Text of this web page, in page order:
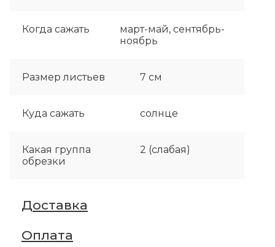
Когда сажать
март-май, сентябрь-
ноябрь
Размер листьев 7 см
Куда сажать солнце
Какая группа
обрезки
2 (слабая)
Доставка
Оплата